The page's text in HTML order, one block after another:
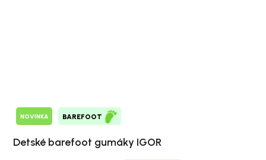
NOVINKA BAREFOOT
Detské barefoot gumáky IGOR